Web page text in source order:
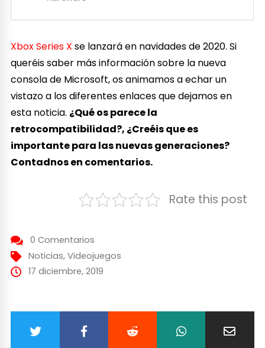
Xbox Series X se lanzará en navidades de 2020. Si
queréis saber más información sobre la nueva
consola de Microsoft, os animamos a echar un
vistazo a los diferentes enlaces que dejamos en
esta noticia. ¿Qué os parece la
retrocompatibilidad?, ¿Creéis que es
importante para las nuevas generaciones?
Contadnos en comentarios.
Rate this post
0 Comentarios
Noticias, Videojuegos
17 diciembre, 2019